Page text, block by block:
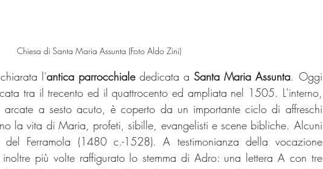
Chiesa di Santa Maria Assunta (Foto Aldo Zini)
l'antica parrocchiale dedicata a Santa Maria Assunta. Oggi
tra il trecento ed il quattrocento ed ampliata nel 1505. L'interno,
a sesto acuto, è coperto da un importante ciclo di affreschi
la vita di Maria, profeti, sibille, evangelisti e scene bibliche. Alcuni
Ferramola (1480 c.-1528). A testimonianza della vocazione
più volte raffigurato lo stemma di Adro: una lettera A con tre